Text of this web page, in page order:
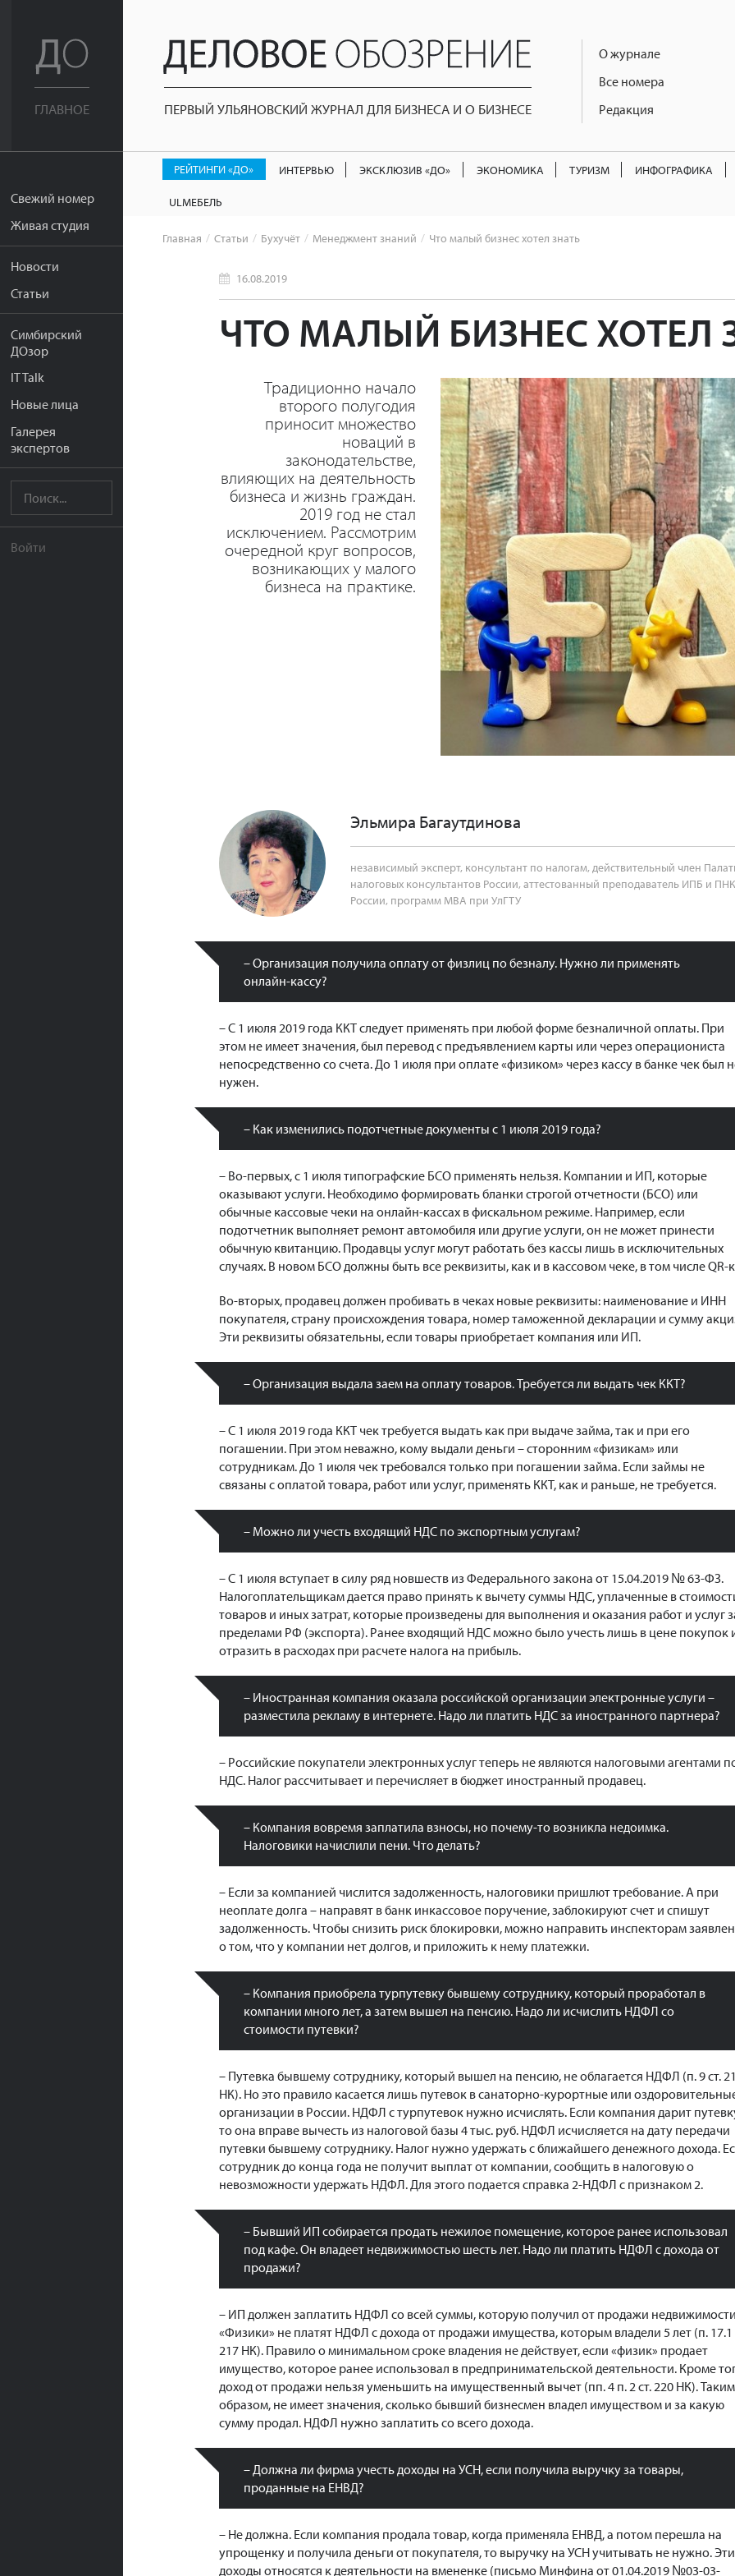
ГЛАВНОЕ
Свежий номер
Живая студия
Новости
Статьи
Симбирский
ДОзор
IT Talk
Новые лица
Галерея
экспертов
Войти
ПЕРВЫЙ УЛЬЯНОВСКИЙ ЖУРНАЛ ДЛЯ БИЗНЕСА И О БИЗНЕСЕ
О журнале
Все номера
Редакция
РЕЙТИНГИ «ДО» ИНТЕРВЬЮ ЭКСКЛЮЗИВ «ДО» ЭКОНОМИКА ТУРИЗМ ИНФОГРАФИКА
ULМЕБЕЛЬ
Главная Статьи Бухучёт Менеджмент знаний Что малый бизнес хотел знать
16.08.2019
ЧТО МАЛЫЙ БИЗНЕС ХОТЕЛ
Традиционно начало
второго полугодия
приносит множество
новаций в
законодательстве,
влияющих на деятельность
бизнеса и жизнь граждан.
2019 год не стал
исключением. Рассмотрим
очередной круг вопросов,
возникающих у малого
бизнеса на практике.
Эльмира Багаутдинова
независимый эксперт, консультант по налогам, действительный член
налоговых консультантов России, аттестованный преподаватель ИПБ и ПНК
России, программ МВА при УлГТУ
– Организация получила оплату от физлиц по безналу. Нужно ли применять
онлайн-кассу?
– С 1 июля 2019 года ККТ следует применять при любой форме безналичной оплаты. При
этом не имеет значения, был перевод с предъявлением карты или через операциониста
непосредственно со счета. До 1 июля при оплате «физиком» через кассу в банке чек был
нужен.
– Как изменились подотчетные документы с 1 июля 2019 года?
– Во-первых, с 1 июля типографские БСО применять нельзя. Компании и ИП, которые
оказывают услуги. Необходимо формировать бланки строгой отчетности (БСО) или
обычные кассовые чеки на онлайн-кассах в фискальном режиме. Например, если
подотчетник выполняет ремонт автомобиля или другие услуги, он не может принести
обычную квитанцию. Продавцы услуг могут работать без кассы лишь в исключительных
случаях. В новом БСО должны быть все реквизиты, как и в кассовом чеке, в том числе QR-
Во-вторых, продавец должен пробивать в чеках новые реквизиты: наименование и ИНН
покупателя, страну происхождения товара, номер таможенной декларации и сумму
Эти реквизиты обязательны, если товары приобретает компания или ИП.
– Организация выдала заем на оплату товаров. Требуется ли выдать чек ККТ?
– С 1 июля 2019 года ККТ чек требуется выдать как при выдаче займа, так и при его
погашении. При этом неважно, кому выдали деньги – сторонним «физикам» или
сотрудникам. До 1 июля чек требовался только при погашении займа. Если займы не
связаны с оплатой товара, работ или услуг, применять ККТ, как и раньше, не требуется.
– Можно ли учесть входящий НДС по экспортным услугам?
– С 1 июля вступает в силу ряд новшеств из Федерального закона от 15.04.2019 № 63-ФЗ.
Налогоплательщикам дается право принять к вычету суммы НДС, уплаченные в
товаров и иных затрат, которые произведены для выполнения и оказания работ и услуг
пределами РФ (экспорта). Ранее входящий НДС можно было учесть лишь в цене покупок
отразить в расходах при расчете налога на прибыль.
– Иностранная компания оказала российской организации электронные услуги –
разместила рекламу в интернете. Надо ли платить НДС за иностранного партнера?
– Российские покупатели электронных услуг теперь не являются налоговыми агентами
НДС. Налог рассчитывает и перечисляет в бюджет иностранный продавец.
– Компания вовремя заплатила взносы, но почему-то возникла недоимка.
Налоговики начислили пени. Что делать?
– Если за компанией числится задолженность, налоговики пришлют требование. А при
неоплате долга – направят в банк инкассовое поручение, заблокируют счет и спишут
задолженность. Чтобы снизить риск блокировки, можно направить инспекторам
о том, что у компании нет долгов, и приложить к нему платежки.
– Компания приобрела турпутевку бывшему сотруднику, который проработал в
компании много лет, а затем вышел на пенсию. Надо ли исчислить НДФЛ со
стоимости путевки?
– Путевка бывшему сотруднику, который вышел на пенсию, не облагается НДФЛ (п. 9 ст.
НК). Но это правило касается лишь путевок в санаторно-курортные или
организации в России. НДФЛ с турпутевок нужно исчислять. Если компания дарит
то она вправе вычесть из налоговой базы 4 тыс. руб. НДФЛ исчисляется на дату передачи
путевки бывшему сотруднику. Налог нужно удержать с ближайшего денежного дохода.
сотрудник до конца года не получит выплат от компании, сообщить в налоговую о
невозможности удержать НДФЛ. Для этого подается справка 2-НДФЛ с признаком 2.
– Бывший ИП собирается продать нежилое помещение, которое ранее использовал
под кафе. Он владеет недвижимостью шесть лет. Надо ли платить НДФЛ с дохода от
продажи?
– ИП должен заплатить НДФЛ со всей суммы, которую получил от продажи
«Физики» не платят НДФЛ с дохода от продажи имущества, которым владели 5 лет (п. 17.1
217 НК). Правило о минимальном сроке владения не действует, если «физик» продает
имущество, которое ранее использовал в предпринимательской деятельности. Кроме
доход от продажи нельзя уменьшить на имущественный вычет (пп. 4 п. 2 ст. 220 НК). Таким
образом, не имеет значения, сколько бывший бизнесмен владел имуществом и за какую
сумму продал. НДФЛ нужно заплатить со всего дохода.
– Должна ли фирма учесть доходы на УСН, если получила выручку за товары,
проданные на ЕНВД?
– Не должна. Если компания продала товар, когда применяла ЕНВД, а потом перешла на
упрощенку и получила деньги от покупателя, то выручку на УСН учитывать не нужно. Эти
доходы относятся к деятельности на вмененке (письмо Минфина от 01.04.2019 №03-03-